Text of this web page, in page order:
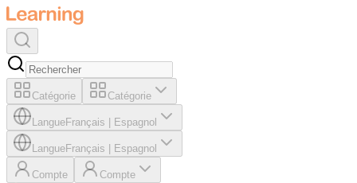
Catégorie Catégorie
LangueFrançais Espagnol
LangueFrançais Espagnol
Compte Compte